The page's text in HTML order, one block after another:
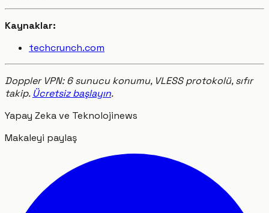
Kaynaklar:
techcrunch.com
Doppler VPN: 6 sunucu konumu, VLESS protokolü, sıfır
takip. Ücretsiz başlayın.
Yapay Zeka ve Teknolojinews
Makaleyi paylaş